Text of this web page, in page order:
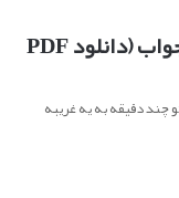
3 بهترین سوالات پرتکرار مصاحبه با جواب (دانلود PDF
چند دقیقه به یه غریبه